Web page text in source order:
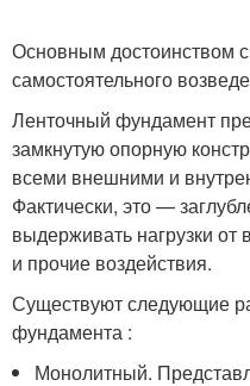
Основным достоинством
самостоятельного
Ленточный фундамент
замкнутую опорную
всеми внешними и
Фактически, это —
выдерживать нагрузки от
и прочие воздействия.
Существуют следующие
фундамента :
Монолитный.